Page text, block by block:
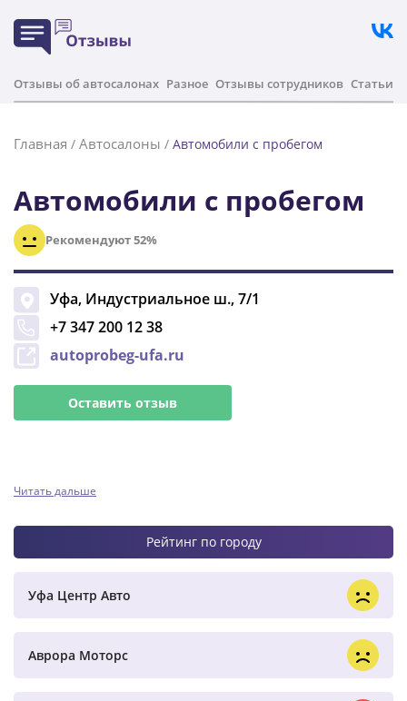
Отзывы об автосалонах Разное Отзывы сотрудников Статьи
Главная / Автосалоны / Автомобили с пробегом
Автомобили с пробегом
Рекомендуют 52%
Уфа, Индустриальное ш., 7/1
+7 347 200 12 38
autoprobeg-ufa.ru
Оставить отзыв
Читать дальше
Рейтинг по городу
Уфа Центр Авто
Аврора Моторс